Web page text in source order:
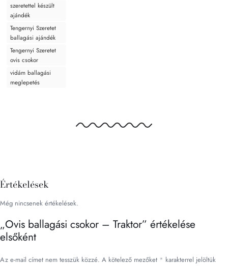
szeretettel készült
ajándék
Tengernyi Szeretet
ballagási ajándék
Tengernyi Szeretet
ovis csokor
vidám ballagási
meglepetés
Értékelések
Még nincsenek értékelések.
„Ovis ballagási csokor – Traktor” értékelése
elsőként
Az e-mail címet nem tesszük közzé. A kötelező mezőket * karakterrel jelöltük